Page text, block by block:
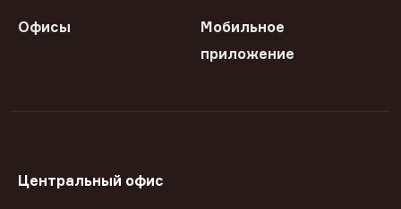
Офисы
Мобильное
приложение
Центральный офис